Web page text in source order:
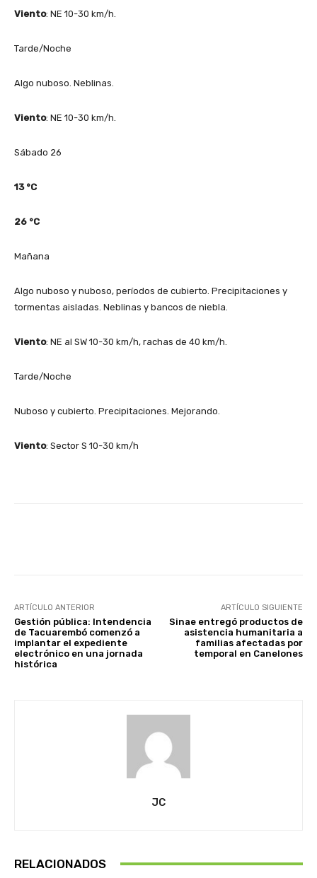
Viento: NE 10-30 km/h.
Tarde/Noche
Algo nuboso. Neblinas.
Viento: NE 10-30 km/h.
Sábado 26
13 °C
26 °C
Mañana
Algo nuboso y nuboso, períodos de cubierto. Precipitaciones y
tormentas aisladas. Neblinas y bancos de niebla.
Viento: NE al SW 10-30 km/h, rachas de 40 km/h.
Tarde/Noche
Nuboso y cubierto. Precipitaciones. Mejorando.
Viento: Sector S 10-30 km/h
ARTÍCULO ANTERIOR
Gestión pública: Intendencia
de Tacuarembó comenzó a
implantar el expediente
electrónico en una jornada
histórica
ARTÍCULO SIGUIENTE
Sinae entregó productos de
asistencia humanitaria a
familias afectadas por
temporal en Canelones
JC
RELACIONADOS